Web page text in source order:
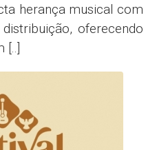
herança musical com
oferecendo
[..]